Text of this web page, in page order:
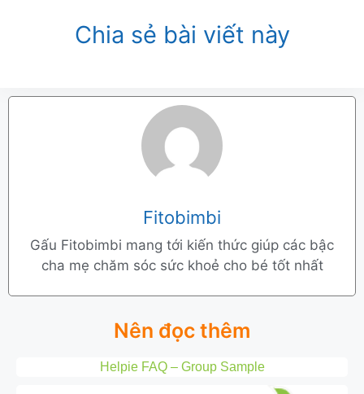
Chia sẻ bài viết này
Fitobimbi
Gấu Fitobimbi mang tới kiến thức giúp các bậc
cha mẹ chăm sóc sức khoẻ cho bé tốt nhất
Nên đọc thêm
Helpie FAQ – Group Sample